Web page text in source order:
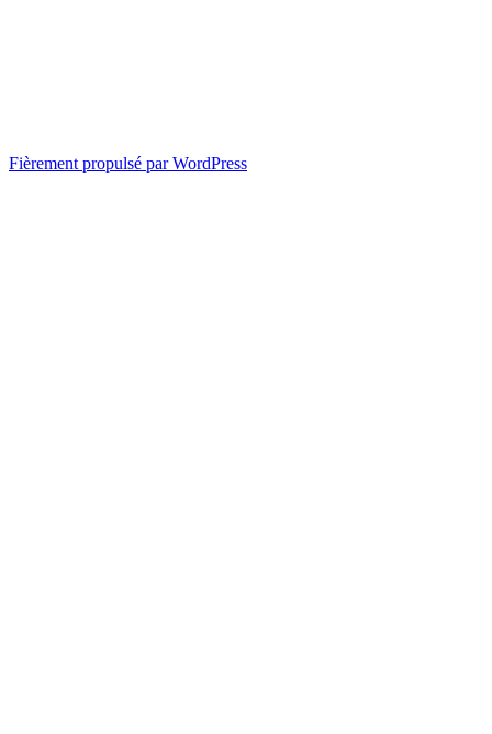
Fièrement propulsé par WordPress